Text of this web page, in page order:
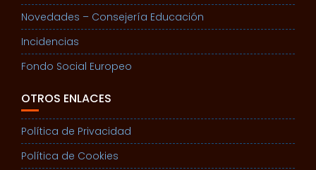
Novedades – Consejería Educación
Incidencias
Fondo Social Europeo
OTROS ENLACES
Política de Privacidad
Política de Cookies